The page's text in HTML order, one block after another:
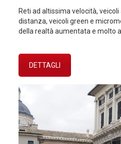
Reti ad altissima velocità,
distanza, veicoli green e
della realtà aumentata e molto
DETTAGLI